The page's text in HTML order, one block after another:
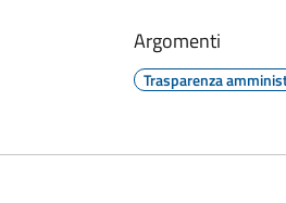
Argomenti
Trasparenza